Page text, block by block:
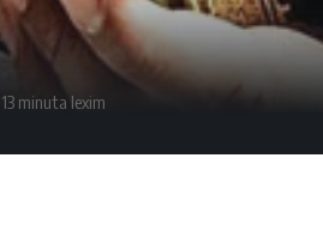
13 minuta lexim